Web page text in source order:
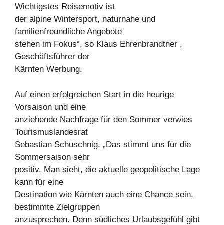
Wichtigstes Reisemotiv ist
der alpine Wintersport, naturnahe und
familienfreundliche Angebote
stehen im Fokus“, so Klaus Ehrenbrandtner ,
Geschäftsführer der
Kärnten Werbung.
Auf einen erfolgreichen Start in die heurige
Vorsaison und eine
anziehende Nachfrage für den Sommer verwies
Tourismuslandesrat
Sebastian Schuschnig. „Das stimmt uns für die
Sommersaison sehr
positiv. Man sieht, die aktuelle geopolitische Lage
kann für eine
Destination wie Kärnten auch eine Chance sein,
bestimmte Zielgruppen
anzusprechen. Denn südliches Urlaubsgefühl gibt